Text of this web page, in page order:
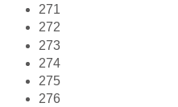
271
272
273
274
275
276